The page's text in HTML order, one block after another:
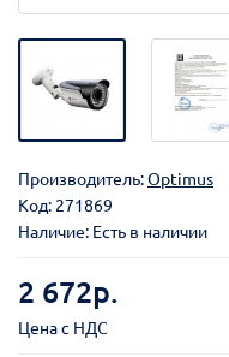
Производитель:Optimus
Код: 271869
Наличие: Есть в наличии
2 672р.
Цена с НДС